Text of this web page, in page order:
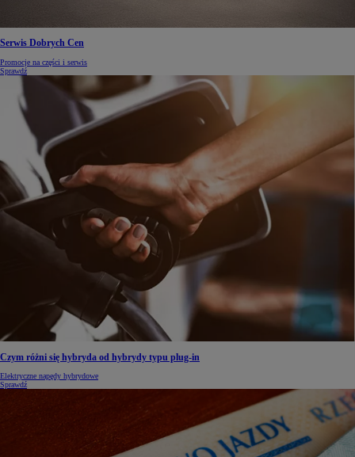
Serwis Dobrych Cen
Promocje na części i serwis
Sprawdź
Czym różni się hybryda od hybrydy typu plug-in
Elektryczne napędy hybrydowe
Sprawdź